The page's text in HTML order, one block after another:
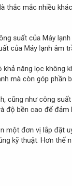
thắc mắc nhiều
suất của Máy
của Máy lạnh âm
năng lọc không
mà còn góp phần
cũng như công
độ bền cao để đảm
một đơn vị lắp đặt
kỹ thuật. Hơn thế